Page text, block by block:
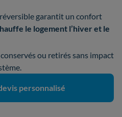
garantit un confort
le logement l’hiver et le
ou retirés sans impact
personnalisé